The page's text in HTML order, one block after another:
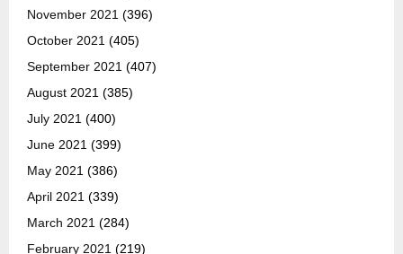
November 2021 (396)
October 2021 (405)
September 2021 (407)
August 2021 (385)
July 2021 (400)
June 2021 (399)
May 2021 (386)
April 2021 (339)
March 2021 (284)
February 2021 (219)